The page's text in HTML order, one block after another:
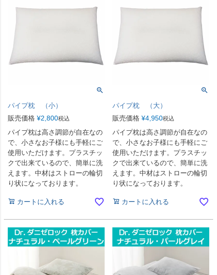
パイプ枕 （小）
販売価格 ¥2,800税込
パイプ枕は高さ調節が自在なの
で、小さなお子様にも手軽にご
使用いただけます。プラスチッ
クで出来ているので、簡単に洗
えます。中材はストローの輪切
り状になっております。
カートに入れる
パイプ枕 （大）
販売価格 ¥4,950税込
パイプ枕は高さ調節が自在なの
で、小さなお子様にも手軽にご
使用いただけます。プラスチッ
クで出来ているので、簡単に洗
えます。中材はストローの輪切
り状になっております。
カートに入れる